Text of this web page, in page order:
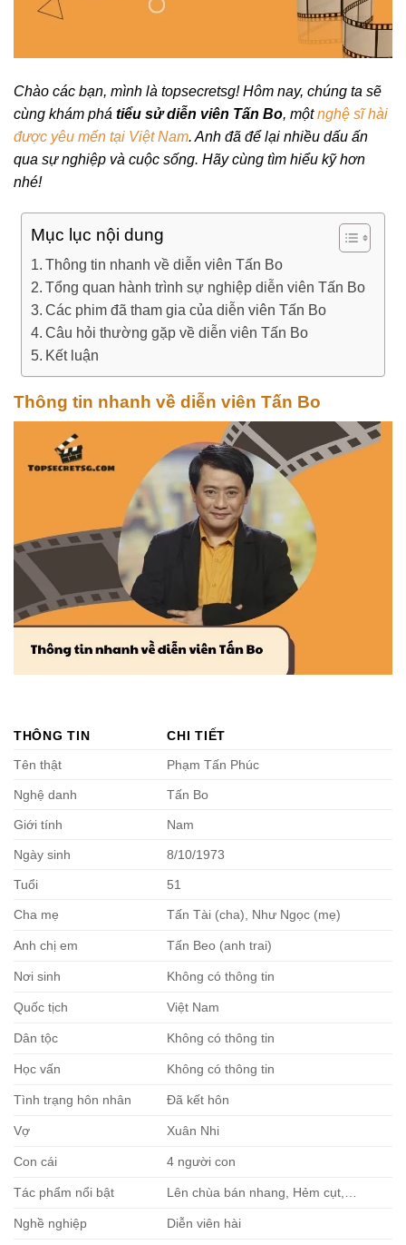
Chào các bạn, mình là topsecretsg! Hôm nay, chúng ta sẽ
cùng khám phá tiểu sử diễn viên Tấn Bo, mộtnghệ sĩ hài
được yêu mến tại Việt Nam. Anh đã để lại nhiều dấu ấn
qua sự nghiệp và cuộc sống. Hãy cùng tìm hiểu kỹ hơn
nhé!
Mục lục nội dung
Thông tin nhanh về diễn viên Tấn Bo
Tổng quan hành trình sự nghiệp diễn viên Tấn Bo
Các phim đã tham gia của diễn viên Tấn Bo
Câu hỏi thường gặp về diễn viên Tấn Bo
Kết luận
Thông tin nhanh về diễn viên Tấn Bo
THÔNG TIN
CHI TIẾT
Tên thật
Phạm Tấn Phúc
Nghệ danh Tấn Bo
Giới tính Nam
Ngày sinh 8/10/1973
Tuổi 51
Cha mẹ Tấn Tài (cha), Như Ngọc (mẹ)
Anh chị em Tấn Beo (anh trai)
Nơi sinh Không có thông tin
Quốc tịch Việt Nam
Dân tộc Không có thông tin
Học vấn Không có thông tin
Tình trạng hôn nhân Đã kết hôn
Vợ Xuân Nhi
Con cái 4 người con
Tác phẩm nổi bật Lên chùa bán nhang, Hẻm cụt,…
Nghề nghiệp Diễn viên hài